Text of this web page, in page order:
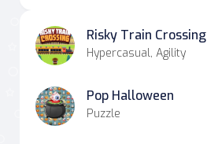
Risky Train Crossing
Hypercasual, Agility
Pop Halloween
Puzzle